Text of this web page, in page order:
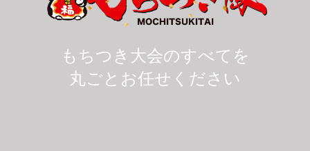
もちつき大会のすべてを
丸ごとお任せください